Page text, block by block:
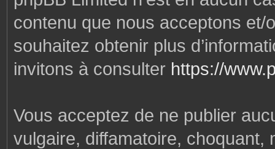
contenu que nous acceptons et/
souhaitez obtenir plus
invitons à consulter https://
Vous acceptez de ne publier
vulgaire, diffamatoire, choquant,